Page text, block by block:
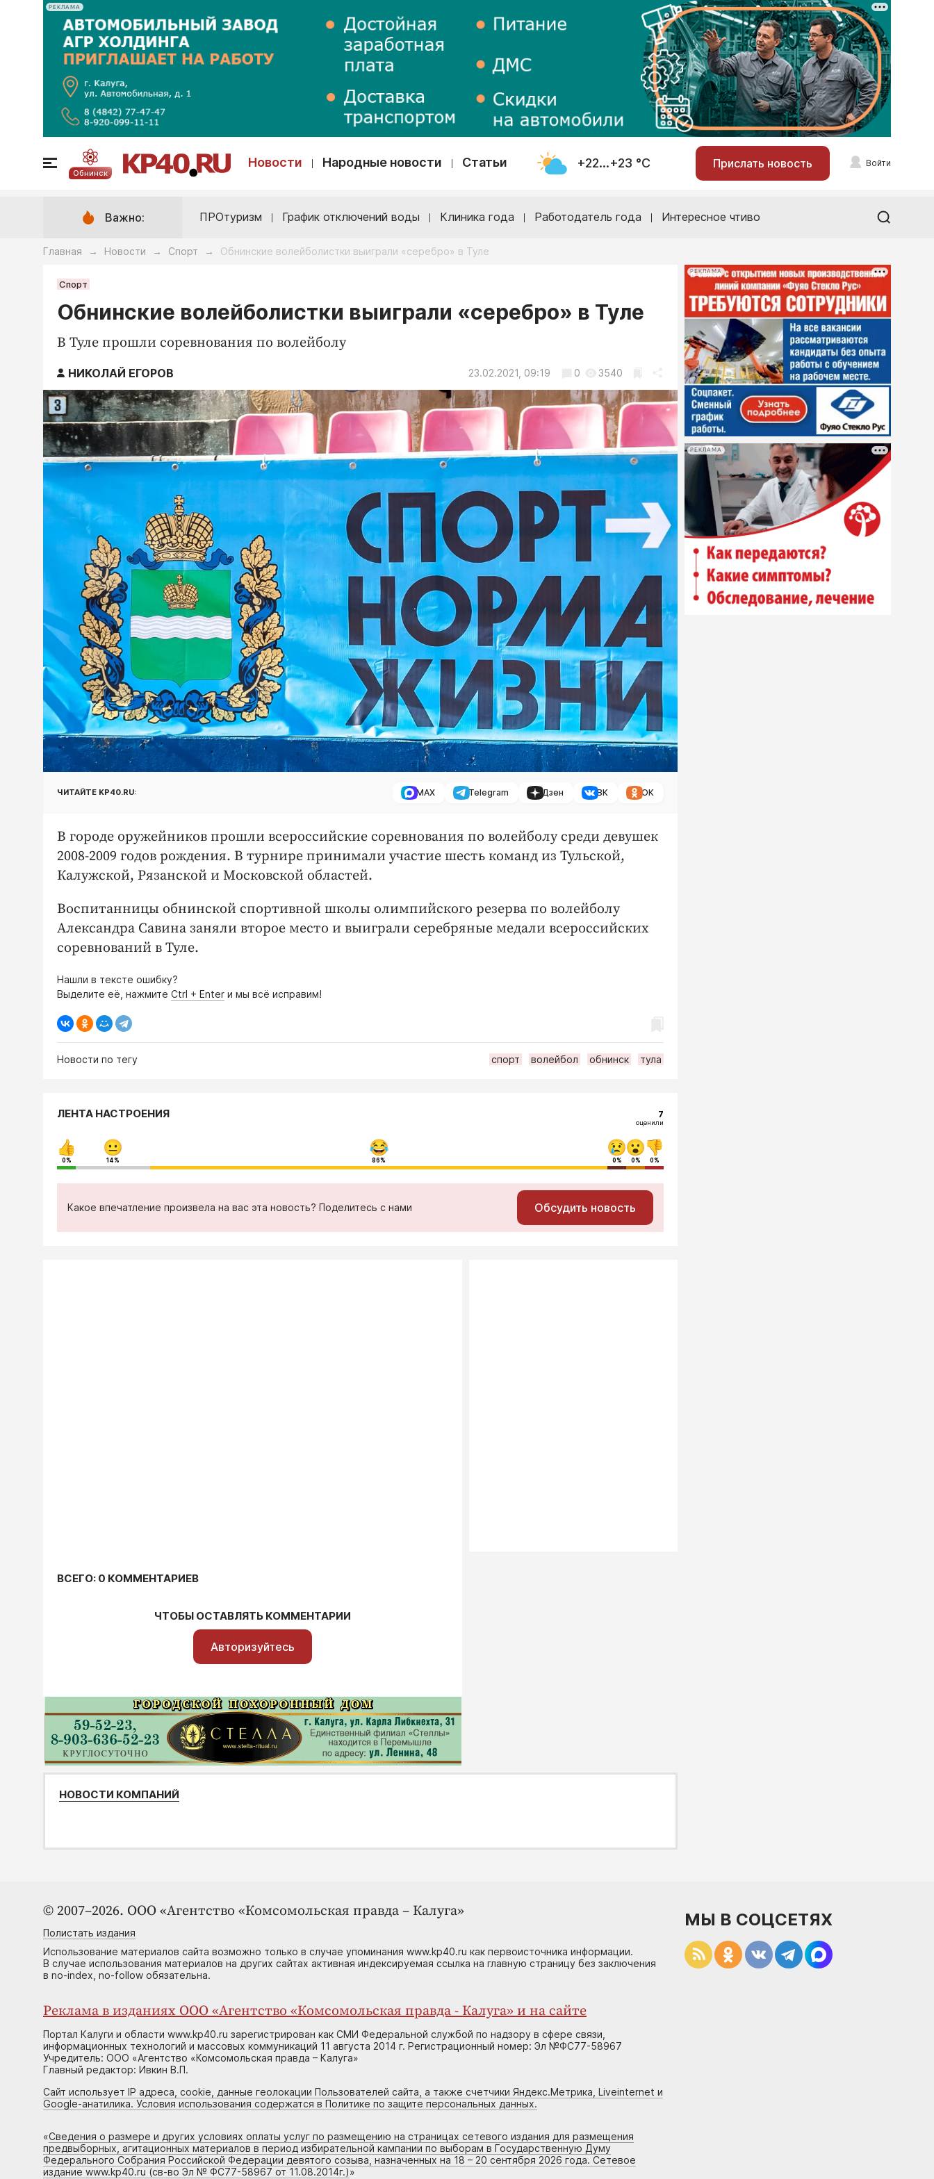
РЕКЛАМА
Обнинск
Новости Народные новости Статьи +22...+23 °С Прислать новость Войти
Важно: ПРОтуризм График отключений воды Клиника года Работодатель года Интересное чтиво
Главная → Новости → Спорт → Обнинские волейболистки выиграли «серебро» в Туле
Спорт
Обнинские волейболистки выиграли «серебро» в Туле
В Туле прошли соревнования по волейболу
НИКОЛАЙ ЕГОРОВ 23.02.2021, 09:19 0 3540
ЧИТАЙТЕ KP40.RU: MAX Telegram Дзен ВК ОК
В городе оружейников прошли всероссийские соревнования по волейболу среди девушек
2008-2009 годов рождения. В турнире принимали участие шесть команд из Тульской,
Калужской, Рязанской и Московской областей.
Воспитанницы обнинской спортивной школы олимпийского резерва по волейболу
Александра Савина заняли второе место и выиграли серебряные медали всероссийских
соревнований в Туле.
Нашли в тексте ошибку?
Выделите её, нажмите Ctrl + Enter и мы всё исправим!
Новости по тегу спорт волейбол обнинск тула
РЕКЛАМА
РЕКЛАМА
ЛЕНТА НАСТРОЕНИЯ 7
оценили
0% 14% 86% 0% 0% 0%
Какое впечатление произвела на вас эта новость? Поделитесь с нами Обсудить новость
ВСЕГО: 0 КОММЕНТАРИЕВ
ЧТОБЫ ОСТАВЛЯТЬ КОММЕНТАРИИ
Авторизуйтесь
НОВОСТИ КОМПАНИЙ
© 2007–2026. ООО «Агентство «Комсомольская правда – Калуга»
Полистать издания
Использование материалов сайта возможно только в случае упоминания www.kp40.ru как первоисточника информации.
В случае использования материалов на других сайтах активная индексируемая ссылка на главную страницу без заключения
в no-index, no-follow обязательна.
Реклама в изданиях ООО «Агентство «Комсомольская правда - Калуга» и на сайте
Портал Калуги и области www.kp40.ru зарегистрирован как СМИ Федеральной службой по надзору в сфере связи,
информационных технологий и массовых коммуникаций 11 августа 2014 г. Регистрационный номер: Эл №ФС77-58967
Учредитель: ООО «Агентство «Комсомольская правда – Калуга»
Главный редактор: Ивкин В.П.
Сайт использует IP адреса, cookie, данные геолокации Пользователей сайта, а также счетчики Яндекс.Метрика, Liveinternet и
Google-анатилика. Условия использования содержатся в Политике по защите персональных данных.
«Сведения о размере и других условиях оплаты услуг по размещению на страницах сетевого издания для размещения
предвыборных, агитационных материалов в период избирательной кампании по выборам в Государственную Думу
Федерального Собрания Российской Федерации девятого созыва, назначенных на 18 – 20 сентября 2026 года. Сетевое
издание www.kp40.ru (св-во Эл № ФС77-58967 от 11.08.2014г.)»
МЫ В СОЦСЕТЯХ